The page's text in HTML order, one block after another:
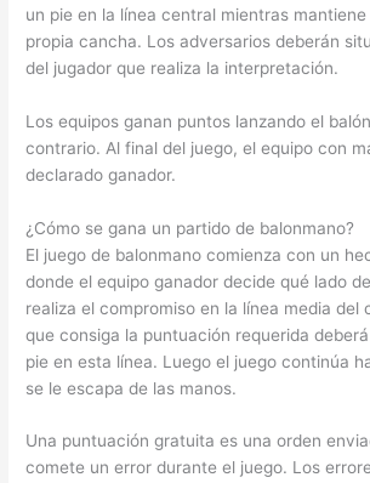
un pie en la línea central mientras
propia cancha. Los adversarios deberán
del jugador que realiza la interpretación.
Los equipos ganan puntos lanzando el
contrario. Al final del juego, el equipo con
declarado ganador.
¿Cómo se gana un partido de balonmano?
El juego de balonmano comienza con un
donde el equipo ganador decide qué lado
realiza el compromiso en la línea media del
que consiga la puntuación requerida
pie en esta línea. Luego el juego continúa
se le escapa de las manos.
Una puntuación gratuita es una orden
comete un error durante el juego. Los